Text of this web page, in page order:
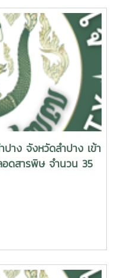
าง จังหวัดลำปาง เข้า
ดสารพิษ จำนวน 35